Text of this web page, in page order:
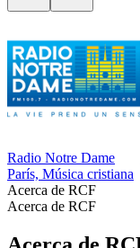
Radio Notre Dame
París, Música cristiana
Acerca de RCF
Acerca de RCF